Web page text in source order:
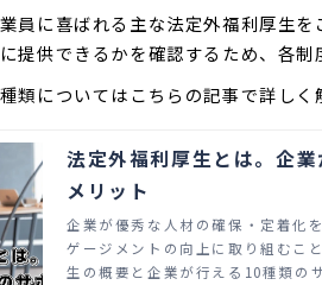
員に喜ばれる主な法定外福利厚生
提供できるかを確認するため、各制
類についてはこちらの記事で詳しく
法定外福利厚生とは。企
メリット
企業が優秀な人材の確保・定着化
ゲージメントの向上に取り組むこ
生の概要と企業が行える10種類の